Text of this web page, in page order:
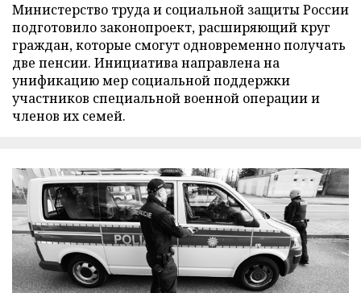
Министерство труда и социальной защиты России
подготовило законопроект, расширяющий круг
граждан, которые смогут одновременно получать
две пенсии. Инициатива направлена на
унификацию мер социальной поддержки
участников специальной военной операции и
членов их семей.